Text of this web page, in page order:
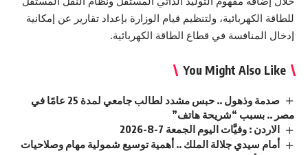
للطاقة الكهربائية، ولتنظيم قيام الوزارة بإعداد تقارير عن إمكانية
إدخال المنافسة في قطاع الطاقة الكهربائية.
You Might Also Like
صدمة وذهول .. حبس مشدد لطالب جامعي لمدة 25 عامًا في
مصر .. بسبب “شريحة هاتف”
الاردن : وفيَّات اليوم الجمعة 7-8-2026
أمام سيدي جلالة الملك .. أهمية توسيع شمولية مهام وصلاحيات